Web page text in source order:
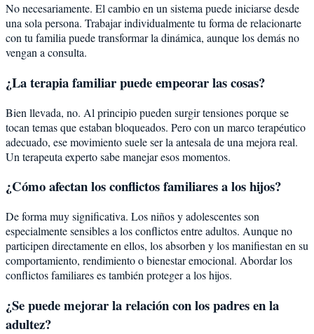
No necesariamente. El cambio en un sistema puede iniciarse desde
una sola persona. Trabajar individualmente tu forma de relacionarte
con tu familia puede transformar la dinámica, aunque los demás no
vengan a consulta.
¿La terapia familiar puede empeorar las cosas?
Bien llevada, no. Al principio pueden surgir tensiones porque se
tocan temas que estaban bloqueados. Pero con un marco terapéutico
adecuado, ese movimiento suele ser la antesala de una mejora real.
Un terapeuta experto sabe manejar esos momentos.
¿Cómo afectan los conflictos familiares a los hijos?
De forma muy significativa. Los niños y adolescentes son
especialmente sensibles a los conflictos entre adultos. Aunque no
participen directamente en ellos, los absorben y los manifiestan en su
comportamiento, rendimiento o bienestar emocional. Abordar los
conflictos familiares es también proteger a los hijos.
¿Se puede mejorar la relación con los padres en la
adultez?